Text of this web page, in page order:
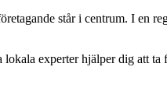
står i centrum. I en
experter hjälper dig att